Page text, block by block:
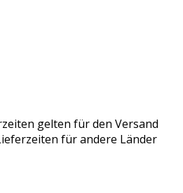
gelten für den Versand
für andere Länder